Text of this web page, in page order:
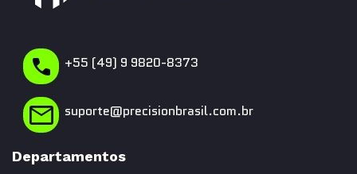
+55 (49) 9 9820-8373
suporte@precisionbrasil.com.br
Departamentos